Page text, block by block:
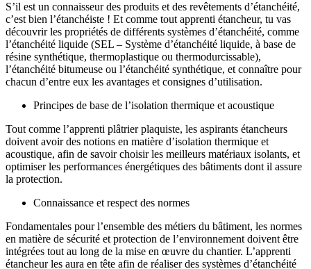
S’il est un connaisseur des produits et des revêtements d’étanchéité,
c’est bien l’étanchéiste ! Et comme tout apprenti étancheur, tu vas
découvrir les propriétés de différents systèmes d’étanchéité, comme
l’étanchéité liquide (SEL – Système d’étanchéité liquide, à base de
résine synthétique, thermoplastique ou thermodurcissable),
l’étanchéité bitumeuse ou l’étanchéité synthétique, et connaître pour
chacun d’entre eux les avantages et consignes d’utilisation.
Principes de base de l’isolation thermique et acoustique
Tout comme l’apprenti plâtrier plaquiste, les aspirants étancheurs
doivent avoir des notions en matière d’isolation thermique et
acoustique, afin de savoir choisir les meilleurs matériaux isolants, et
optimiser les performances énergétiques des bâtiments dont il assure
la protection.
Connaissance et respect des normes
Fondamentales pour l’ensemble des métiers du bâtiment, les normes
en matière de sécurité et protection de l’environnement doivent être
intégrées tout au long de la mise en œuvre du chantier. L’apprenti
étancheur les aura en tête afin de réaliser des systèmes d’étanchéité